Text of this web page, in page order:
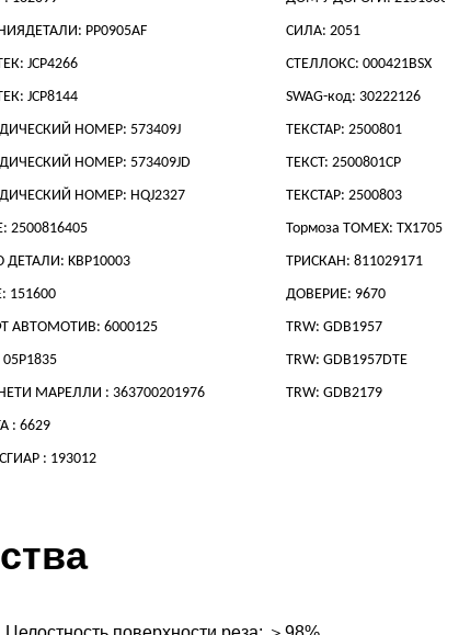
PP0905AF
JCP4266
JCP8144
НОМЕР: 573409J
НОМЕР: 573409JD
НОМЕР: HQJ2327
2500816405
ДЕТАЛИ: KBP10003
151600
АВТОМОТИВ: 6000125
МАРЕЛЛИ : 363700201976
: 6629
: 193012
СИЛА: 2051
СТЕЛЛОКС: 000421BSX
SWAG-код: 30222126
ТЕКСТАР: 2500801
ТЕКСТ: 2500801CP
ТЕКСТАР: 2500803
Тормоза TOMEX: TX1705
ТРИСКАН: 811029171
ДОВЕРИЕ: 9670
TRW: GDB1957
TRW: GDB1957DTE
TRW: GDB2179